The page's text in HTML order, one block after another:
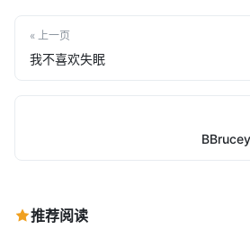
« 上一页
我不喜欢失眠
推荐阅读